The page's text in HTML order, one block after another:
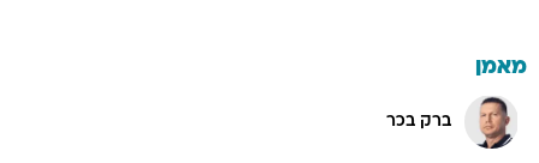
מאמן
ברק בכר